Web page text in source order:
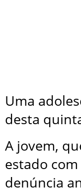
Uma
desta
A jovem,
estado
denúncia